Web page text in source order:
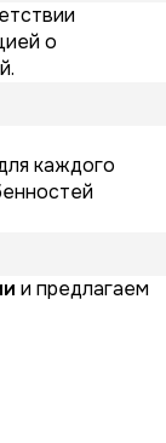
о
каждого
и предлагаем